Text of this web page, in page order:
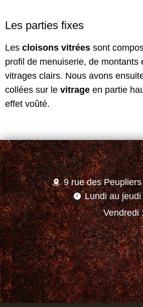
Les parties fixes
Les cloisons vitrées sont
profil de menuiserie, de montants
vitrages clairs. Nous avons
collées sur le vitrage en partie
effet voûté.
9 rue des
Lundi au
Vendredi